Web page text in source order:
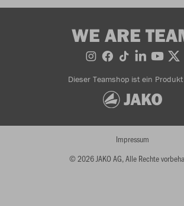
WE ARE
Dieser Teamshop ist ein
© 2026 JAKO AG, Alle Rechte
Impressum